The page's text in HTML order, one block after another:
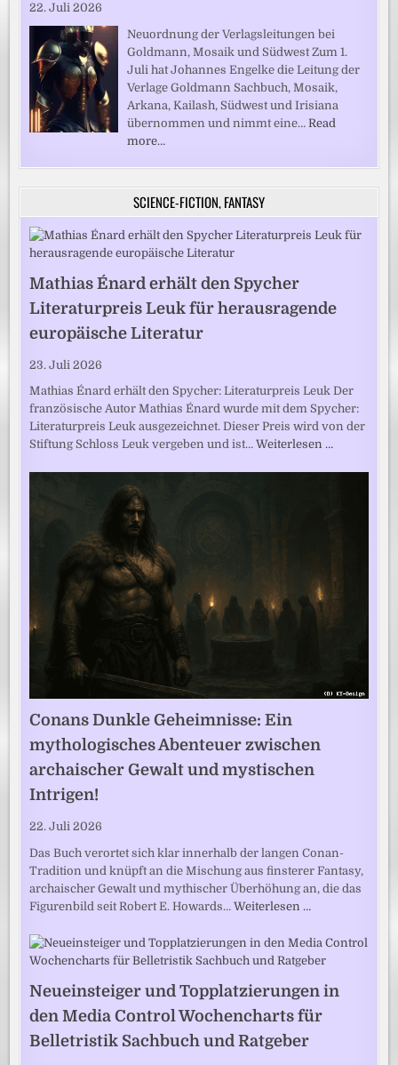
22. Juli 2026
Neuordnung der Verlagsleitungen bei
Goldmann, Mosaik und Südwest Zum 1.
Juli hat Johannes Engelke die Leitung der
Verlage Goldmann Sachbuch, Mosaik,
Arkana, Kailash, Südwest und Irisiana
übernommen und nimmt eine…Read
more…
SCIENCE-FICTION, FANTASY
Mathias Énard erhält den Spycher
Literaturpreis Leuk für herausragende
europäische Literatur
23. Juli 2026
Mathias Énard erhält den Spycher: Literaturpreis Leuk Der
französische Autor Mathias Énard wurde mit dem Spycher:
Literaturpreis Leuk ausgezeichnet. Dieser Preis wird von der
Stiftung Schloss Leuk vergeben und ist…Weiterlesen …
Conans Dunkle Geheimnisse: Ein
mythologisches Abenteuer zwischen
archaischer Gewalt und mystischen
Intrigen!
22. Juli 2026
Das Buch verortet sich klar innerhalb der langen Conan-
Tradition und knüpft an die Mischung aus finsterer Fantasy,
archaischer Gewalt und mythischer Überhöhung an, die das
Figurenbild seit Robert E. Howards…Weiterlesen …
Neueinsteiger und Topplatzierungen in
den Media Control Wochencharts für
Belletristik Sachbuch und Ratgeber